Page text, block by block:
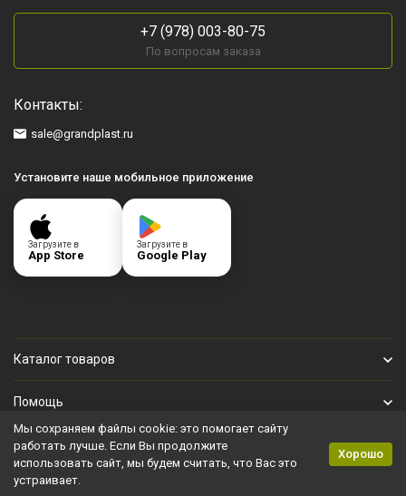
+7 (978) 003-80-75
По вопросам заказа
Контакты:
sale@grandplast.ru
Установите наше мобильное приложение
Загрузите в
App Store
Загрузите в
Google Play
Каталог товаров
Помощь
Личный кабинет
Мы сохраняем файлы cookie: это помогает сайту
работать лучше. Если Вы продолжите
использовать сайт, мы будем считать, что Вас это
устраивает.
Хорошо